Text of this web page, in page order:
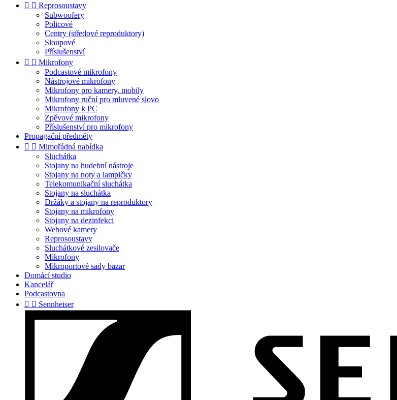
  Reprosoustavy
Subwoofery
Policové
Centry (středové reproduktory)
Sloupové
Příslušenství
  Mikrofony
Podcastové mikrofony
Nástrojové mikrofony
Mikrofony pro kamery, mobily
Mikrofony ruční pro mluvené slovo
Mikrofony k PC
Zpěvové mikrofony
Příslušenství pro mikrofony
Propagační předměty
  Mimořádná nabídka
Sluchátka
Stojany na hudební nástroje
Stojany na noty a lampičky
Telekomunikační sluchátka
Stojany na sluchátka
Držáky a stojany na reproduktory
Stojany na mikrofony
Stojany na dezinfekci
Webové kamery
Reprosoustavy
Sluchátkové zesilovače
Mikrofony
Mikroportové sady bazar
Domácí studio
Kancelář
Podcastovna
  Sennheiser